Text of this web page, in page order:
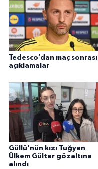
Tedesco’dan maç sonrası
açıklamalar
Güllü'nün kızı Tuğyan
Ülkem Gülter gözaltına
alındı